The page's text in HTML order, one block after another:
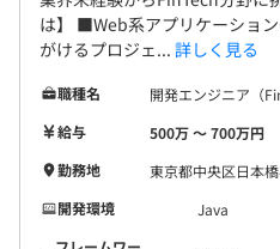
は】 ■Web系アプリケーショ
がけるプロジェ... 詳しく見る
職種名
開発エンジニア（
給与
500万 〜 700万円
勤務地
東京都中央区日本
開発環境
Java